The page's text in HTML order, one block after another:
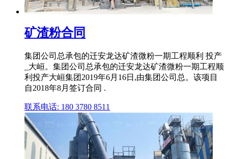
矿渣粉合同
集团公司总承包的迁安龙达矿渣微粉一期工程顺利 投产
_大峘。集团公司总承包的迁安龙达矿渣微粉一期工程顺
利投产大峘集团2019年6月16日,由集团公司总。该项目
自2018年8月签订合同 .
联系电话: 180 3780 8511